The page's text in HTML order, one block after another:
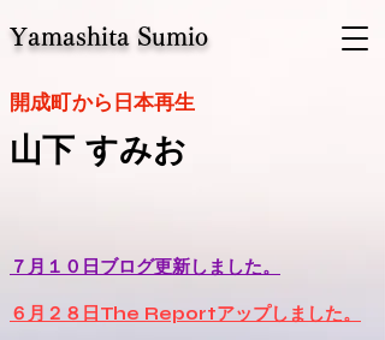
Yamashita Sumio
​開成町から日本再生
山下 すみお
６月２８日The Reportアップしました。
７月１０日ブログ更新しました。